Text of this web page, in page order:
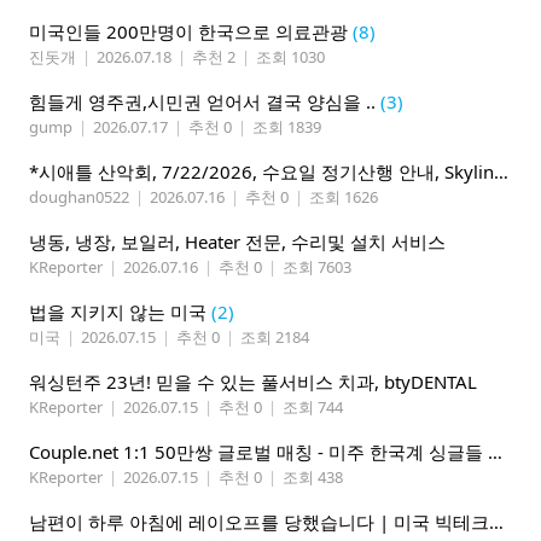
미국인들 200만명이 한국으로 의료관광 (8)
진돗개 | 2026.07.18 | 추천 2 | 조회 1030
힘들게 영주권,시민권 얻어서 결국 양심을 .. (3)
gump | 2026.07.17 | 추천 0 | 조회 1839
*시애틀 산악회, 7/22/2026, 수요일 정기산행 안내, Skyline Trail Loop(Mt. Rainier)*
doughan0522 | 2026.07.16 | 추천 0 | 조회 1626
냉동, 냉장, 보일러, Heater 전문, 수리및 설치 서비스
KReporter | 2026.07.16 | 추천 0 | 조회 7603
법을 지키지 않는 미국 (2)
미국 | 2026.07.15 | 추천 0 | 조회 2184
워싱턴주 23년! 믿을 수 있는 풀서비스 치과, btyDENTAL
KReporter | 2026.07.15 | 추천 0 | 조회 744
Couple.net 1:1 50만쌍 글로벌 매칭 - 미주 한국계 싱글들 모이세요
KReporter | 2026.07.15 | 추천 0 | 조회 438
남편이 하루 아침에 레이오프를 당했습니다 | 미국 빅테크의 현실